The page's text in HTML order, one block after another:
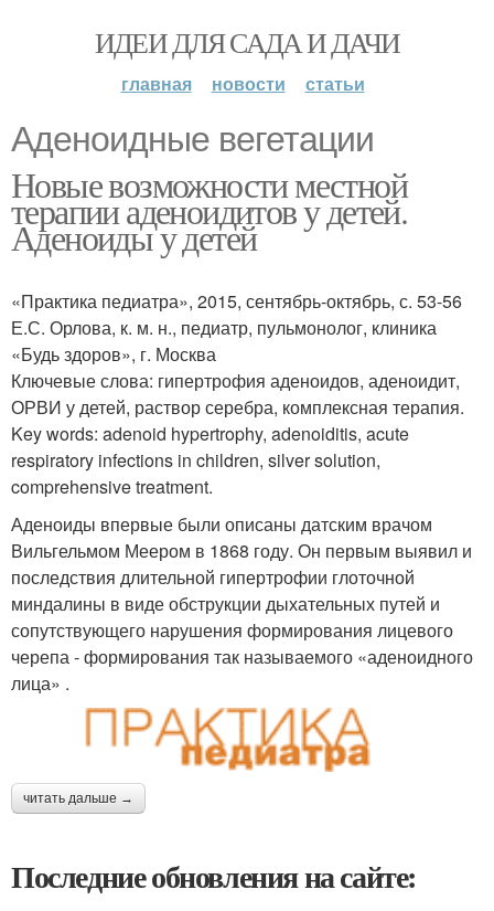
ИДЕИ ДЛЯ САДА И ДАЧИ
главная новости статьи
Аденоидные вегетации
Новые возможности местной
терапии аденоидитов у детей.
Аденоиды у детей
«Практика педиатра», 2015, сентябрь-октябрь, с. 53-56
Е.С. Орлова, к. м. н., педиатр, пульмонолог, клиника
«Будь здоров», г. Москва
Ключевые слова: гипертрофия аденоидов, аденоидит,
ОРВИ у детей, раствор серебра, комплексная терапия.
Key words: adenoid hypertrophy, adenoiditis, acute
respiratory infections in children, silver solution,
comprehensive treatment.
Аденоиды впервые были описаны датским врачом
Вильгельмом Меером в 1868 году. Он первым выявил и
последствия длительной гипертрофии глоточной
миндалины в виде обструкции дыхательных путей и
сопутствующего нарушения формирования лицевого
черепа - формирования так называемого «аденоидного
лица» .
читать дальше →
Последние обновления на сайте: